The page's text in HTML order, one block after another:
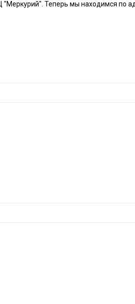
Теперь мы находимся по